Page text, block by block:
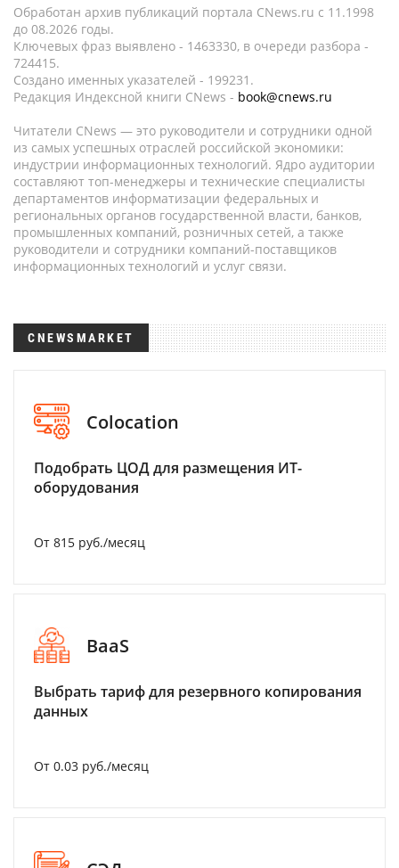
Обработан архив публикаций портала CNews.ru c 11.1998
до 08.2026 годы.
Ключевых фраз выявлено - 1463330, в очереди разбора -
724415.
Создано именных указателей - 199231.
Редакция Индексной книги CNews - book@cnews.ru
Читатели CNews — это руководители и сотрудники одной
из самых успешных отраслей российской экономики:
индустрии информационных технологий. Ядро аудитории
составляют топ-менеджеры и технические специалисты
департаментов информатизации федеральных и
региональных органов государственной власти, банков,
промышленных компаний, розничных сетей, а также
руководители и сотрудники компаний-поставщиков
информационных технологий и услуг связи.
CNEWSMARKET
Colocation
Подобрать ЦОД для размещения ИТ-
оборудования
От 815 руб./месяц
BaaS
Выбрать тариф для резервного копирования
данных
От 0.03 руб./месяц